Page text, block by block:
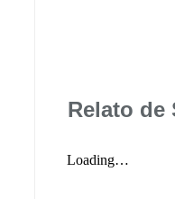
Relato de